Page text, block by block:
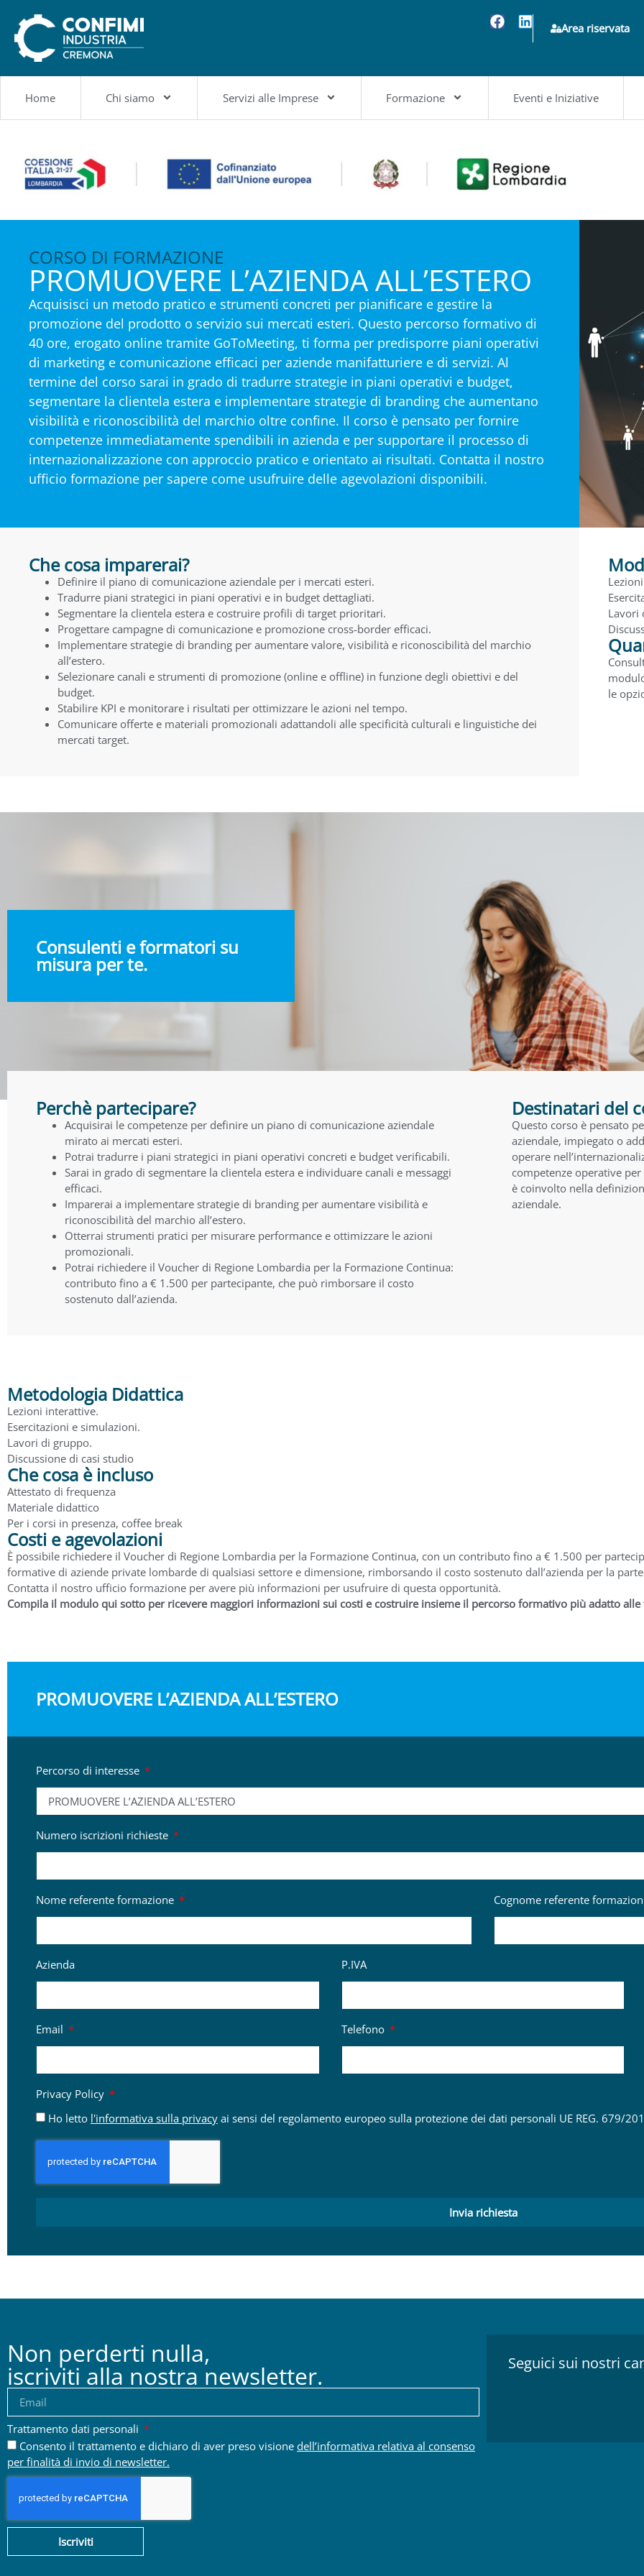
Area riservata
Home Chi siamo Servizi alle Imprese Formazione Eventi e Iniziative
CORSO DI FORMAZIONE
PROMUOVERE L’AZIENDA ALL’ESTERO
Acquisisci un metodo pratico e strumenti concreti per pianificare e gestire la
promozione del prodotto o servizio sui mercati esteri. Questo percorso formativo di
40 ore, erogato online tramite GoToMeeting, ti forma per predisporre piani operativi
di marketing e comunicazione efficaci per aziende manifatturiere e di servizi. Al
termine del corso sarai in grado di tradurre strategie in piani operativi e budget,
segmentare la clientela estera e implementare strategie di branding che aumentano
visibilità e riconoscibilità del marchio oltre confine. Il corso è pensato per fornire
competenze immediatamente spendibili in azienda e per supportare il processo di
internazionalizzazione con approccio pratico e orientato ai risultati. Contatta il nostro
ufficio formazione per sapere come usufruire delle agevolazioni disponibili.
Che cosa imparerai?
Definire il piano di comunicazione aziendale per i mercati esteri.
Tradurre piani strategici in piani operativi e in budget dettagliati.
Segmentare la clientela estera e costruire profili di target prioritari.
Progettare campagne di comunicazione e promozione cross-border efficaci.
Implementare strategie di branding per aumentare valore, visibilità e riconoscibilità del marchio
all’estero.
Selezionare canali e strumenti di promozione (online e offline) in funzione degli obiettivi e del
budget.
Stabilire KPI e monitorare i risultati per ottimizzare le azioni nel tempo.
Comunicarе offerte e materiali promozionali adattandoli alle specificità culturali e linguistiche dei
mercati target.
Lavori
le
Consulenti e formatori su
misura per te.
Perchè partecipare?
Acquisirai le competenze per definire un piano di comunicazione aziendale
mirato ai mercati esteri.
Potrai tradurre i piani strategici in piani operativi concreti e budget verificabili.
Sarai in grado di segmentare la clientela estera e individuare canali e messaggi
efficaci.
Imparerai a implementare strategie di branding per aumentare visibilità e
riconoscibilità del marchio all’estero.
Otterrai strumenti pratici per misurare performance e ottimizzare le azioni
promozionali.
Potrai richiedere il Voucher di Regione Lombardia per la Formazione Continua:
contributo fino a € 1.500 per partecipante, che può rimborsare il costo
sostenuto dall’azienda.
Destinatari del
Questo corso è pensato
aziendale, impiegato o
operare
competenze operative
è coinvolto nella
aziendale.
Metodologia Didattica
Lezioni interattive.
Esercitazioni e simulazioni.
Lavori di gruppo.
Discussione di casi studio
Che cosa è incluso
Attestato di frequenza
Materiale didattico
Per i corsi in presenza, coffee break
Costi e agevolazioni
È possibile richiedere il Voucher di Regione Lombardia per la Formazione Continua, con un contributo fino a € 1.500 per
formative di aziende private lombarde di qualsiasi settore e dimensione, rimborsando il costo sostenuto dall’azienda per la
Contatta il nostro ufficio formazione per avere più informazioni per usufruire di questa opportunità.
Compila il modulo qui sotto per ricevere maggiori informazioni sui costi e costruire insieme il percorso formativo più adatto alle
PROMUOVERE L’AZIENDA ALL’ESTERO
Percorso di interesse
Numero iscrizioni richieste
Nome referente formazione Cognome referente
Azienda P.IVA
Email Telefono
Privacy Policy
Ho letto l'informativa sulla privacy ai sensi del regolamento europeo sulla protezione dei dati personali UE REG. 679/
Invia richiesta
Non perderti nulla,
iscriviti alla nostra newsletter.
Trattamento dati personali
Consento il trattamento e dichiaro di aver preso visione dell’informativa relativa al consenso
per finalità di invio di newsletter.
Iscriviti
Seguici sui nostri